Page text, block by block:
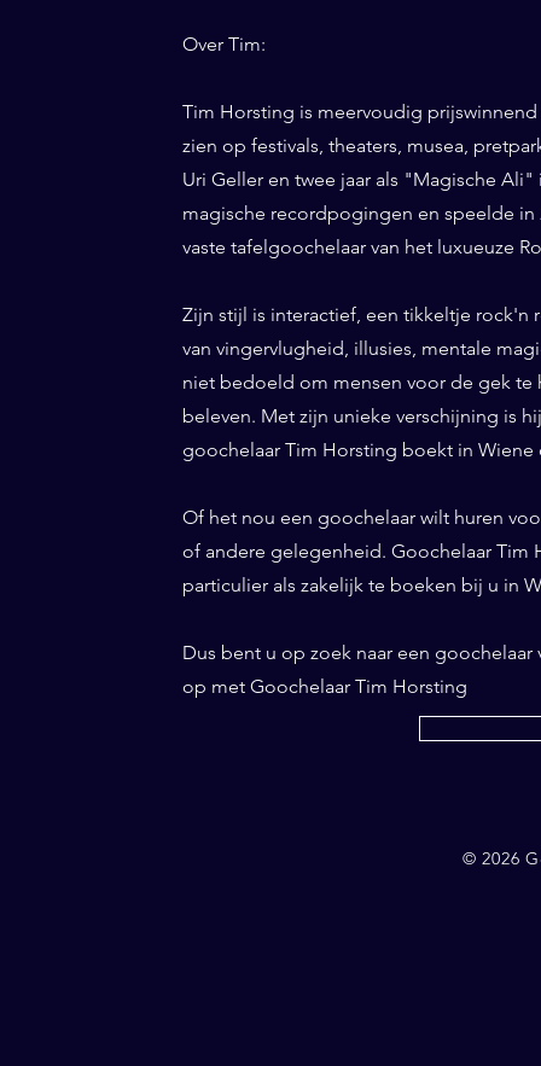
Over Tim:
Tim Horsting is meervoudig
zien op festivals, theaters, musea,
Uri Geller en twee jaar als "Magische
magische recordpogingen en speelde in
vaste tafelgoochelaar van het luxueuze
Zijn stijl is interactief, een tikkeltje rock'n
van vingervlugheid, illusies, mentale
niet bedoeld om mensen voor de gek te
beleven. Met zijn unieke verschijning is
goochelaar Tim Horsting boekt in Wiene
Of het nou een goochelaar wilt huren
of andere gelegenheid. Goochelaar Tim
particulier als zakelijk te boeken bij u in
Dus bent u op zoek naar een
op met Goochelaar Tim Horsting
© 2026